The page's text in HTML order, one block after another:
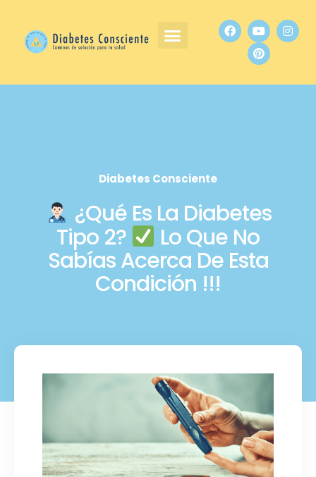
Diabetes Consciente
¿Qué Es La Diabetes
Tipo 2?
Lo Que No
Sabías Acerca De Esta
Condición !!!